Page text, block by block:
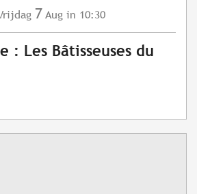
7 Aug in 10:30
: Les Bâtisseuses du